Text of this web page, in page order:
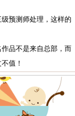
预测师处理，这样的
品不是来自总部，而
值！